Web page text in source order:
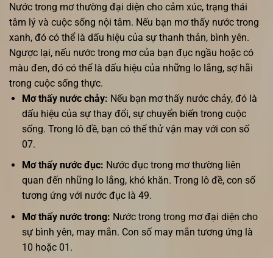
Nước trong mơ thường đại diện cho cảm xúc, trạng thái
tâm lý và cuộc sống nội tâm. Nếu bạn mơ thấy nước trong
xanh, đó có thể là dấu hiệu của sự thanh thản, bình yên.
Ngược lại, nếu nước trong mơ của bạn đục ngầu hoặc có
màu đen, đó có thể là dấu hiệu của những lo lắng, sợ hãi
trong cuộc sống thực.
Mơ thấy nước chảy: Nếu bạn mơ thấy nước chảy, đó là
dấu hiệu của sự thay đổi, sự chuyển biến trong cuộc
sống. Trong lô đề, bạn có thể thử vận may với con số
07.
Mơ thấy nước đục: Nước đục trong mơ thường liên
quan đến những lo lắng, khó khăn. Trong lô đề, con số
tương ứng với nước đục là 49.
Mơ thấy nước trong: Nước trong trong mơ đại diện cho
sự bình yên, may mắn. Con số may mắn tương ứng là
10 hoặc 01.